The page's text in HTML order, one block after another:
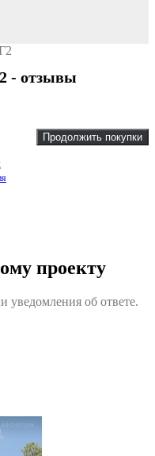
- отзывы
Продолжить покупки
проекту
уведомления об ответе.